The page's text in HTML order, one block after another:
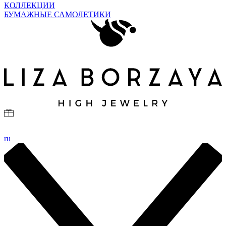
КОЛЛЕКЦИИ
БУМАЖНЫЕ САМОЛЕТИКИ
ru